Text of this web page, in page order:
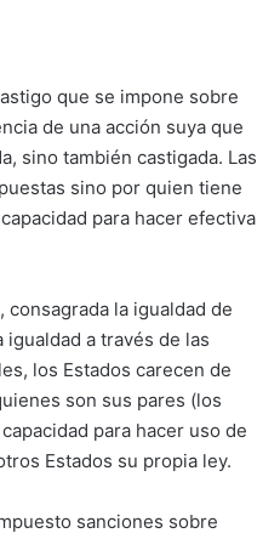
que se impone sobre
de una acción suya que
sino también castigada. Las
sino por quien tiene
para hacer efectiva
consagrada la igualdad de
a través de las
los Estados carecen de
son sus pares (los
para hacer uso de
Estados su propia ley.
sanciones sobre